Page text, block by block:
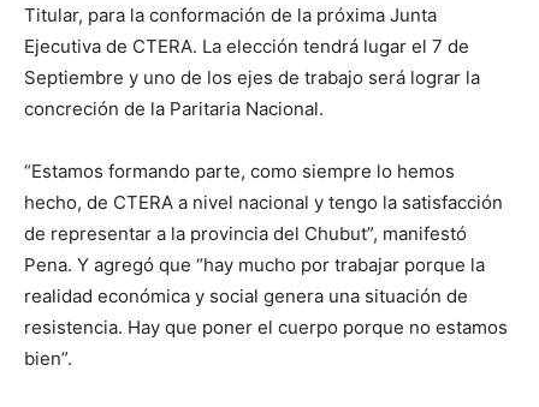
Titular, para la conformación de la próxima Junta
Ejecutiva de CTERA. La elección tendrá lugar el 7 de
Septiembre y uno de los ejes de trabajo será lograr la
concreción de la Paritaria Nacional.
“Estamos formando parte, como siempre lo hemos
hecho, de CTERA a nivel nacional y tengo la satisfacción
de representar a la provincia del Chubut”, manifestó
Pena. Y agregó que “hay mucho por trabajar porque la
realidad económica y social genera una situación de
resistencia. Hay que poner el cuerpo porque no estamos
bien”.